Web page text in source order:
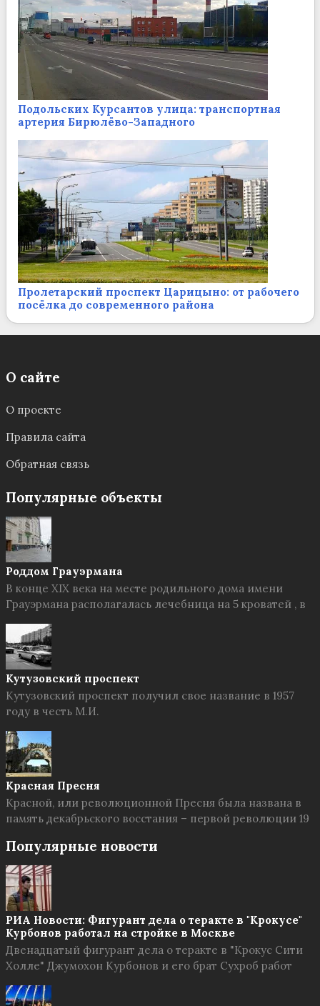
Подольских Курсантов улица: транспортная
артерия Бирюлёво-Западного
Пролетарский проспект Царицыно: от рабочего
посёлка до современного района
О сайте
О проекте
Правила сайта
Обратная связь
Популярные объекты
Роддом Грауэрмана
В конце XIX века на месте родильного дома имени
Грауэрмана располагалась лечебница на 5 кроватей , в
Кутузовский проспект
Кутузовский проспект получил свое название в 1957
году в честь М.И.
Красная Пресня
Красной, или революционной Пресня была названа в
память декабрьского восстания – первой революции 19
Популярные новости
РИА Новости: Фигурант дела о теракте в "Крокусе"
Курбонов работал на стройке в Москве
Двенадцатый фигурант дела о теракте в "Крокус Сити
Холле" Джумохон Курбонов и его брат Сухроб работ